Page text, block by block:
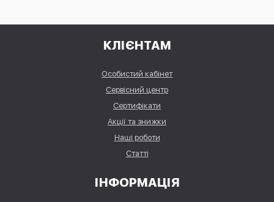
КЛІЄНТАМ
Особистий кабінет
Сервісний центр
Сертифікати
Акції та знижки
Наші роботи
Статті
ІНФОРМАЦІЯ